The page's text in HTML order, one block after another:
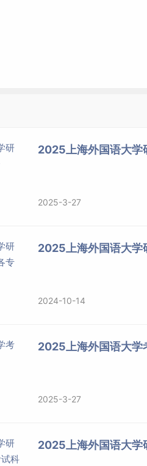
下、识大局、明方向、控全局”
业方向
商业思维、掌握基础的大数据
全日制双语班/全日制英文班
2025上海外国语大学
2025-3-27
2025上海外国语大学
2024-10-14
2025上海外国语大学
2025-3-27
2025上海外国语大学